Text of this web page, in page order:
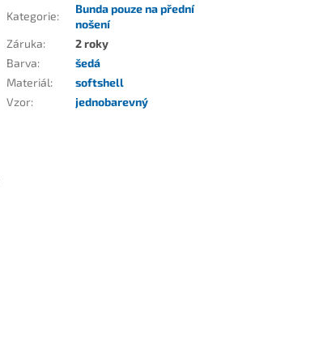
Kategorie:
Bunda pouze na přední
nošení
Záruka:
2 roky
Barva:
šedá
Materiál:
softshell
Vzor: jednobarevný